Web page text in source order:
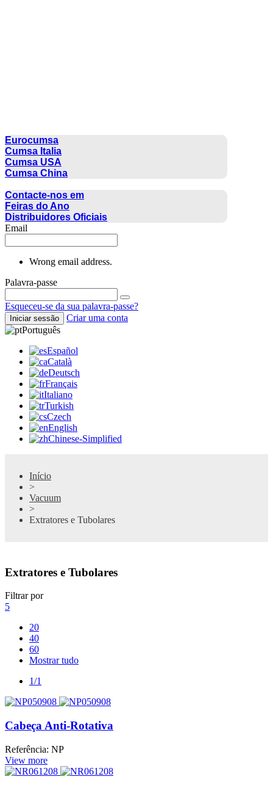
Eurocumsa
Cumsa Italia
Cumsa USA
Cumsa China
Contacte-nos em
Feiras do Ano
Distribuidores Oficiais
Email
Wrong email address.
Palavra-passe
Esqueceu-se da sua palavra-passe?
Iniciar sessão
Criar uma conta
Português
Español
Català
Deutsch
Français
Italiano
Turkish
Czech
English
Chinese-Simplified
Início
>
Vacuum
>
Extratores e Tubolares
Extratores e Tubolares
Filtrar por
5
20
40
60
Mostrar tudo
1/1
Cabeça Anti-Rotativa
Referência: NP
View more